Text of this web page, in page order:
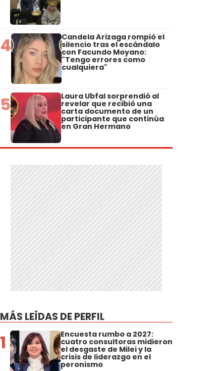
4 Candela Arizaga rompió el
silencio tras el escándalo
con Facundo Moyano:
"Tengo errores como
cualquiera"
5 Laura Ubfal sorprendió al
revelar que recibió una
carta documento de un
participante que continúa
en Gran Hermano
MÁS LEÍDAS DE PERFIL
1 Encuesta rumbo a 2027:
cuatro consultoras midieron
el desgaste de Milei y la
crisis de liderazgo en el
peronismo